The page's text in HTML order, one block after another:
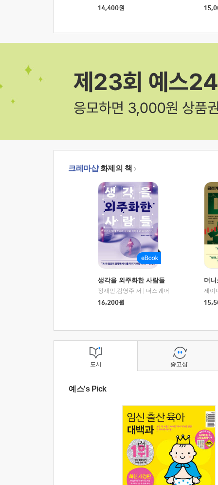
14,400원
크레마샵화제의 책
생각을 외주화한 사람들
정재민,김영주 저
더스퀘어
16,200원
머
도서
예스's Pick
중고샵